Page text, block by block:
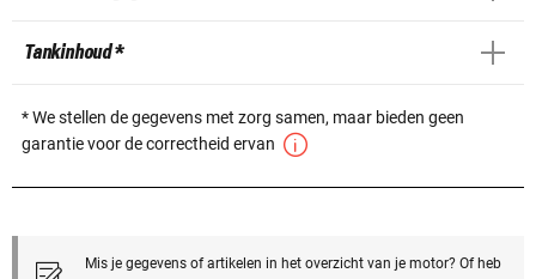
Tankinhoud *
* We stellen de gegevens met zorg samen, maar bieden geen
garantie voor de correctheid ervan
Mis je gegevens of artikelen in het overzicht van je motor? Of heb